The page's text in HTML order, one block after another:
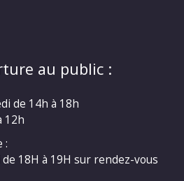
au public :
de 14h à 18h
12h
:
18H à 19H sur rendez-vous